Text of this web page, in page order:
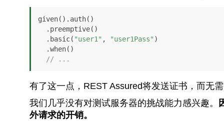
given().auth()
  .basic(
"user1" , "user1Pass" )
// ...
有了这一点，REST Assured将发送证书，而无
我们几乎没有对测试服务器的挑战能力感兴趣。
外请求的开销。